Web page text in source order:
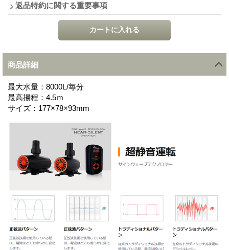
返品特約に関する重要事項
商品詳細
最大水量：8000L/毎分
最高揚程：4.5ｍ
サイズ：177×78×93mm